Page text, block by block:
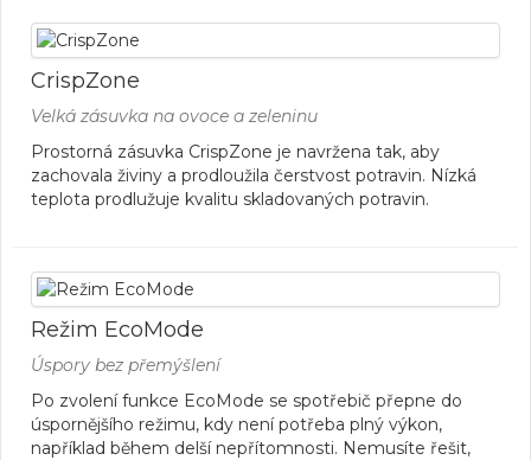
CrispZone
Velká zásuvka na ovoce a zeleninu
Prostorná zásuvka CrispZone je navržena tak, aby
zachovala živiny a prodloužila čerstvost potravin. Nízká
teplota prodlužuje kvalitu skladovaných potravin.
Režim EcoMode
Úspory bez přemýšlení
Po zvolení funkce EcoMode se spotřebič přepne do
úspornějšího režimu, kdy není potřeba plný výkon,
například během delší nepřítomnosti. Nemusíte řešit,